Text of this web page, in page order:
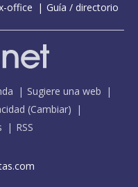
office Guía / directorio
Sugiere una web
(Cambiar)
RSS